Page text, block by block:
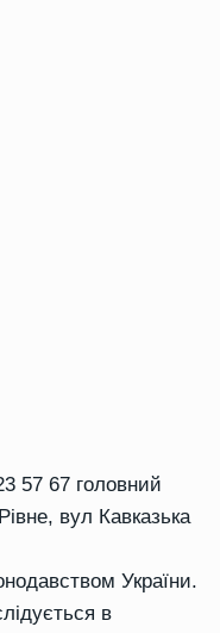
57 67 головний
вул Кавказька
України.
в